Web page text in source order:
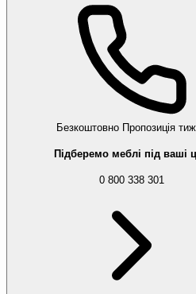
Безкоштовно Пропозиція
Підберемо меблі під ваші
0 800 338 301
Стіл Di
9 338 ₴11
Стіл Di
18 988 ₴
Садовий
1 288 ₴